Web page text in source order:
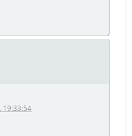
19:33:54